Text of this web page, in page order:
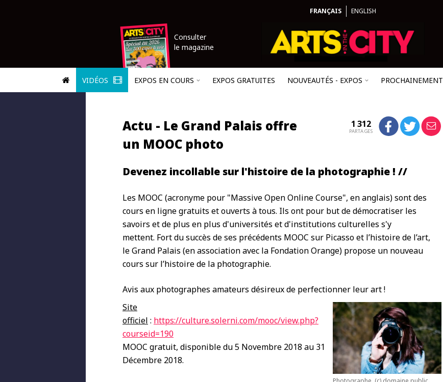
FRANÇAIS ENGLISH
Consulter
le magazine
VIDÉOS EXPOS EN COURS EXPOS GRATUITES NOUVEAUTÉS - EXPOS PROCHAINEMENT
Actu - Le Grand Palais offre
un MOOC photo
1 312
PARTAGES
Devenez incollable sur l'histoire de la photographie ! //
Les MOOC (acronyme pour "Massive Open Online Course", en anglais) sont des
cours en ligne gratuits et ouverts à tous. Ils ont pour but de démocratiser les
savoirs et de plus en plus d'universités et d'institutions culturelles s'y
mettent. Fort du succès de ses précédents MOOC sur Picasso et l’histoire de l’art,
le Grand Palais (en association avec la Fondation Orange) propose un nouveau
cours sur l’histoire de la photographie.
Avis aux photographes amateurs désireux de perfectionner leur art !
Site
officiel : https://culture.solerni.com/mooc/view.php?
courseid=190
MOOC gratuit, disponible du 5 Novembre 2018 au 31
Décembre 2018.